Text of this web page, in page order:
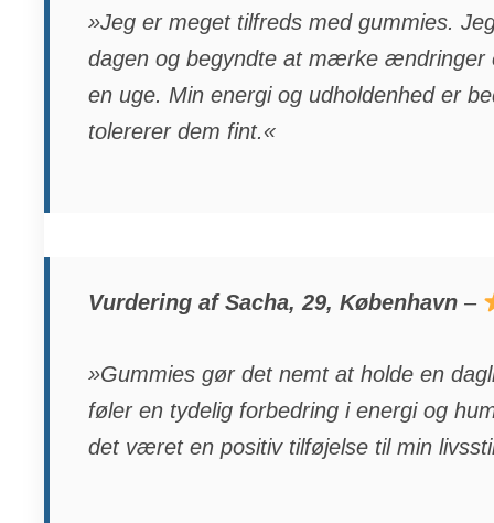
»Jeg er meget tilfreds med gummies.
dagen og begyndte at mærke ændringer
en uge. Min energi og udholdenhed er
tolererer dem fint.«
Vurdering af Sacha, 29, København –
»Gummies gør det nemt at holde en
føler en tydelig forbedring i energi og
det været en positiv tilføjelse til min